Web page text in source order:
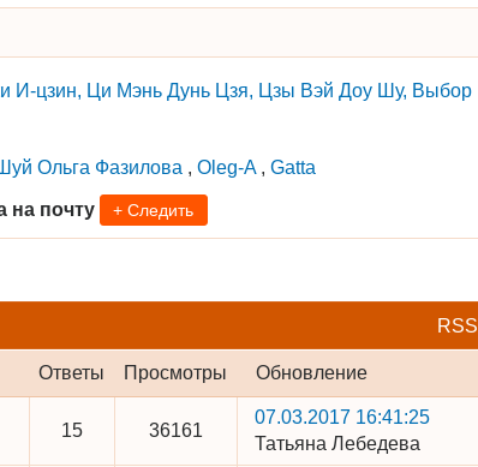
И-цзин, Ци Мэнь Дунь Цзя, Цзы Вэй Доу Шу, Выбор
Ольга Фазилова , Oleg-A , Gatta
на почту + Следить
RSS
Ответы Просмотры Обновление
15 36161
07.03.2017 16:41:25
Татьяна Лебедева